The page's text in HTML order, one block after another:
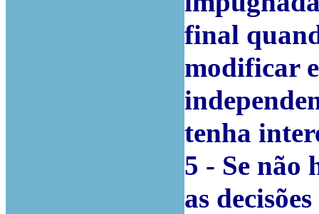
final
modificar
tenha
5 - Se não
as